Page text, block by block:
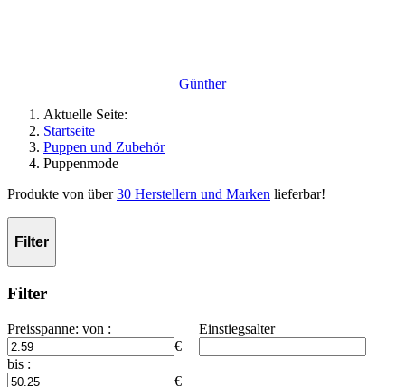
Günther
Aktuelle Seite:
Startseite
Puppen und Zubehör
Puppenmode
Produkte von über30 Herstellern und Marken lieferbar!
Filter
Filter
Preisspanne: von :
€
bis :
€
Einstiegsalter